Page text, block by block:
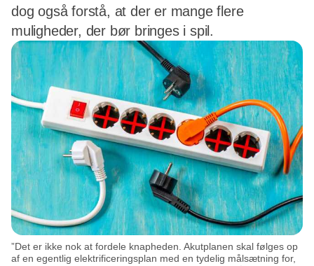
dog også forstå, at der er mange flere
muligheder, der bør bringes i spil.
”Det er ikke nok at fordele knapheden. Akutplanen skal følges op
af en egentlig elektrificeringsplan med en tydelig målsætning for,